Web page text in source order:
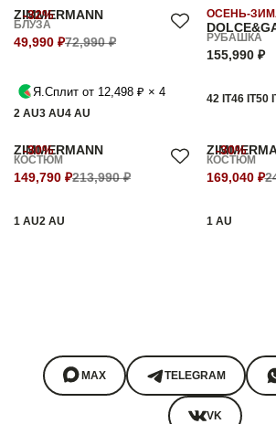
-32%
ZIMMERMANN
БЛУЗА
49,990 ₽72,990 ₽
Я.Сплит от 12,498 ₽ × 4
2 AU3 AU4 AU
ОСЕНЬ-
РУБАШКА
155,990 ₽
42 IT46 IT50
-30%
ZIMMERMANN
КОСТЮМ
149,790 ₽213,990 ₽
1 AU2 AU
-30%
КОСТЮМ
169,040 ₽
1 AU
MAX TELEGRAM
VK